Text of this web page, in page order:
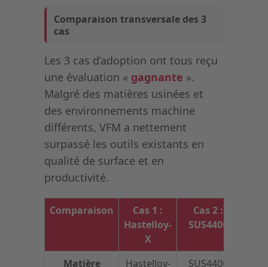
Comparaison transversale des 3
cas
Les 3 cas d’adoption ont tous reçu
une évaluation « gagnante ».
Malgré des matières usinées et
des environnements machine
différents, VFM a nettement
surpassé les outils existants en
qualité de surface et en
productivité.
Comparaison
Cas 1 :
Hastelloy-
X
Cas 2 :
SUS440C
Matière
Hastelloy-
SUS440C